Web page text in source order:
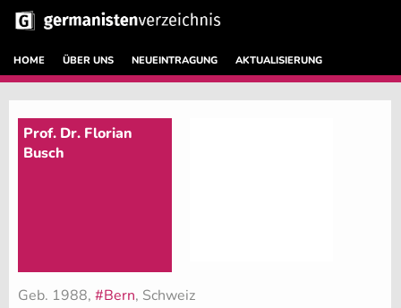
HOME ÜBER UNS NEUEINTRAGUNG AKTUALISIERUNG
Prof. Dr. Florian
Busch
Geb. 1988, #Bern, Schweiz